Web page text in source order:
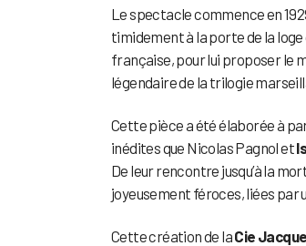
Le spectacle commence en
timidement à la porte de la
française, pour lui proposer le
légendaire de la trilogie
Cette pièce a été élaborée à
inédites que Nicolas Pagnol et
De leur rencontre jusqu’à la
joyeusement féroces, liées par
Cette création de laCie